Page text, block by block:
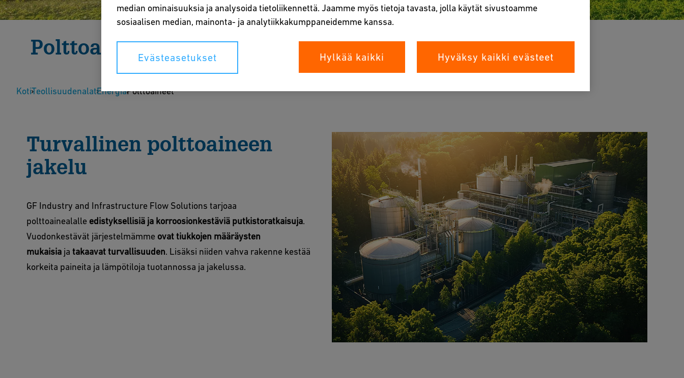
Polttoaineet
Turvallisten, tehokkaiden ja luotettavien ratkaisujen varmistaminen polttoainealalla.
KotiTeollisuudenalatEnergiaPolttoaineet
Turvallinen polttoaineen
jakelu
GF Industry and Infrastructure Flow Solutions tarjoaa
polttoainealalle edistyksellisiä ja korroosionkestäviä putkistoratkaisuja.
Vuodonkestävät järjestelmämme ovat tiukkojen määräysten
mukaisia ja takaavat turvallisuuden. Lisäksi niiden vahva rakenne kestää
korkeita paineita ja lämpötiloja tuotannossa ja jakelussa.
median ominaisuuksia ja analysoida tietoliikennettä. Jaamme myös tietoja tavasta, jolla käytät sivustoamme
sosiaalisen median, mainonta- ja analytiikkakumppaneidemme kanssa.
Evästeasetukset Hylkää kaikki Hyväksy kaikki evästeet